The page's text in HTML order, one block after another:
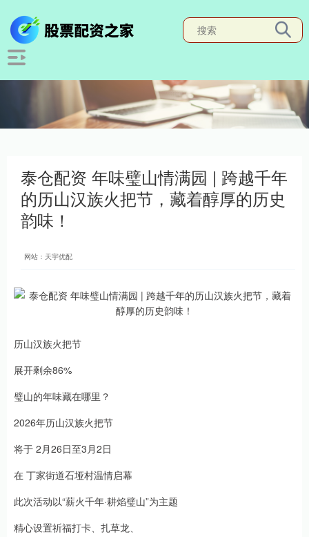
泰仓配资 年味璧山情满园 | 跨越千年
的历山汉族火把节，藏着醇厚的历史
韵味！
网站：天宇优配
历山汉族火把节
展开剩余86%
璧山的年味藏在哪里？
2026年历山汉族火把节
将于 2月26日至3月2日
在 丁家街道石垭村温情启幕
此次活动以“薪火千年·耕焰璧山”为主题
精心设置祈福打卡、扎草龙、